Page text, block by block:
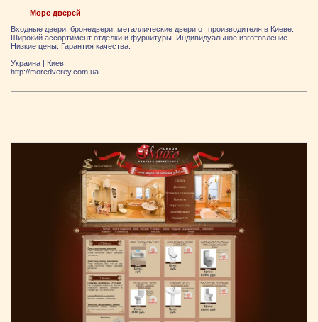
Море дверей
Входные двери, бронедвери, металлические двери от производителя в Киеве.
Широкий ассортимент отделки и фурнитуры. Индивидуальное изготовление.
Низкие цены. Гарантия качества.
Украина
Киев
http://moredverey.com.ua